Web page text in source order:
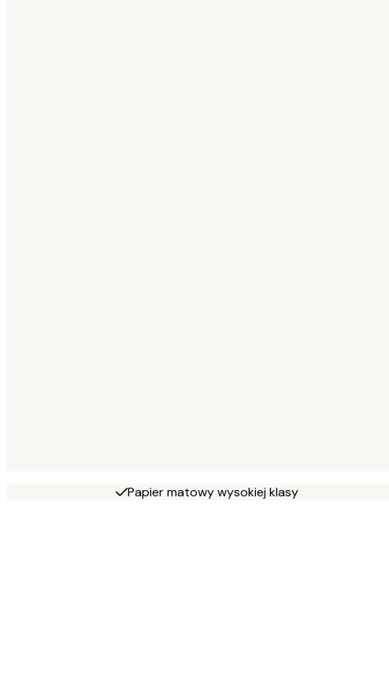
Papier matowy wysokiej klasy